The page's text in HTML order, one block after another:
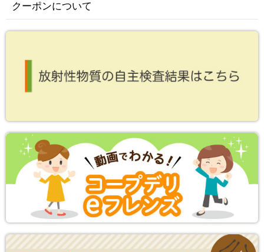
クーポンについて